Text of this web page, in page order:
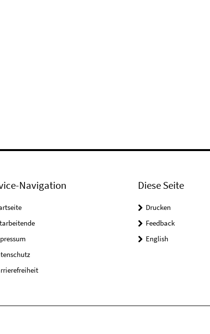
Navigation Diese Seite
Drucken
Feedback
English